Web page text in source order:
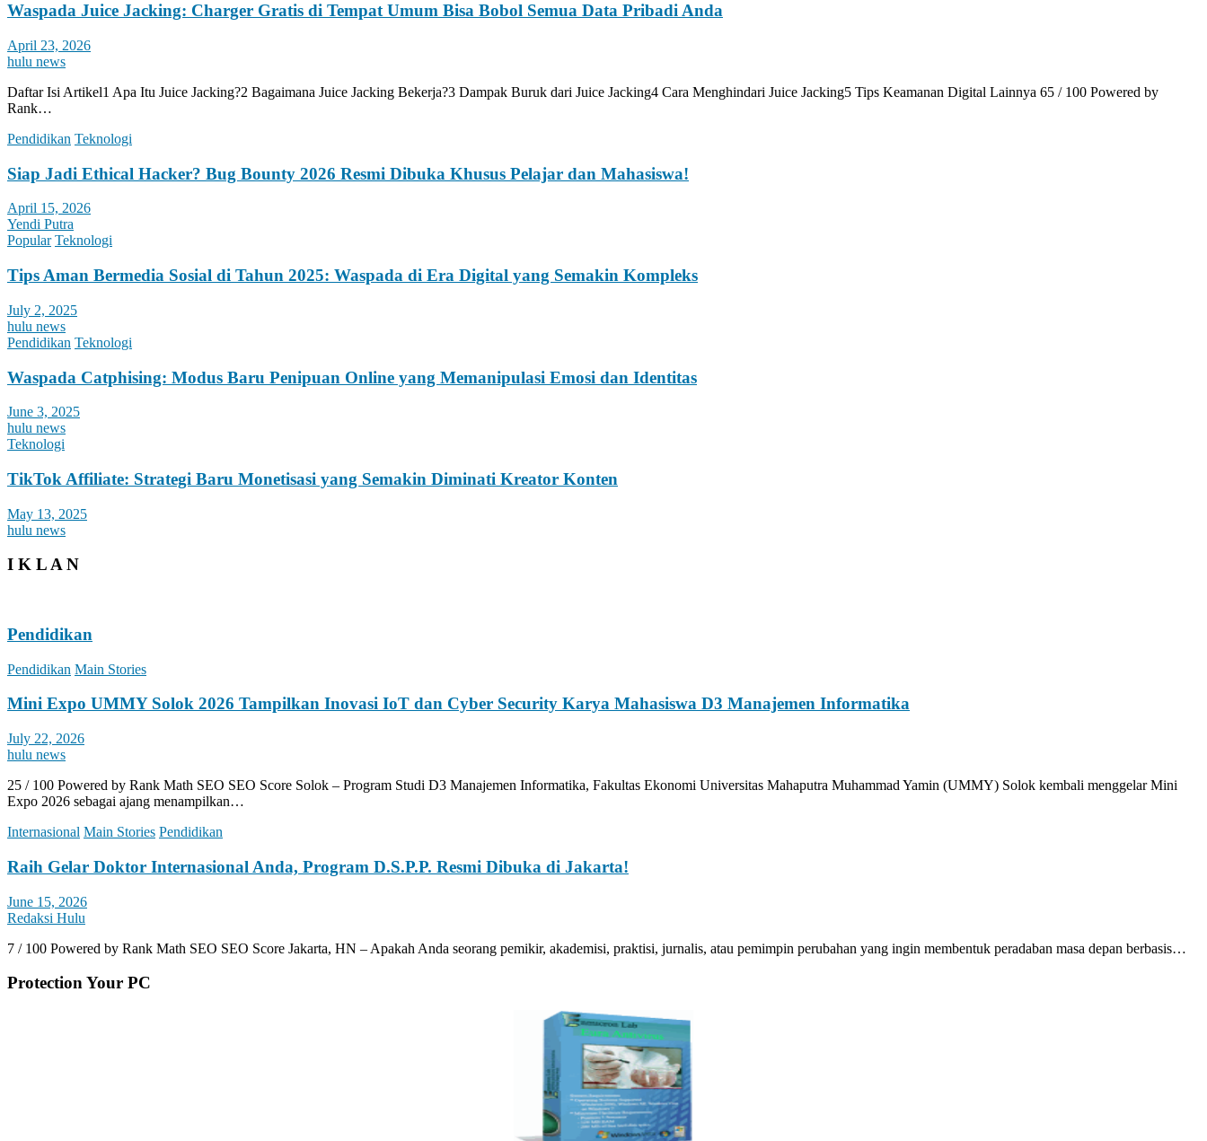
Waspada Juice Jacking: Charger Gratis di Tempat Umum Bisa Bobol Semua Data Pribadi Anda
April 23, 2026
hulu news
Daftar Isi Artikel1 Apa Itu Juice Jacking?2 Bagaimana Juice Jacking Bekerja?3 Dampak Buruk dari Juice Jacking4 Cara Menghindari Juice Jacking5 Tips Keamanan Digital Lainnya 65 / 100 Powered by
Rank…
Pendidikan Teknologi
Siap Jadi Ethical Hacker? Bug Bounty 2026 Resmi Dibuka Khusus Pelajar dan Mahasiswa!
April 15, 2026
Yendi Putra
Popular Teknologi
Tips Aman Bermedia Sosial di Tahun 2025: Waspada di Era Digital yang Semakin Kompleks
July 2, 2025
hulu news
Pendidikan Teknologi
Waspada Catphising: Modus Baru Penipuan Online yang Memanipulasi Emosi dan Identitas
June 3, 2025
hulu news
Teknologi
TikTok Affiliate: Strategi Baru Monetisasi yang Semakin Diminati Kreator Konten
May 13, 2025
hulu news
I K L A N
Pendidikan
Pendidikan Main Stories
Mini Expo UMMY Solok 2026 Tampilkan Inovasi IoT dan Cyber Security Karya Mahasiswa D3 Manajemen Informatika
July 22, 2026
hulu news
25 / 100 Powered by Rank Math SEO SEO Score Solok – Program Studi D3 Manajemen Informatika, Fakultas Ekonomi Universitas Mahaputra Muhammad Yamin (UMMY) Solok kembali menggelar Mini
Expo 2026 sebagai ajang menampilkan…
Internasional Main Stories Pendidikan
Raih Gelar Doktor Internasional Anda, Program D.S.P.P. Resmi Dibuka di Jakarta!
June 15, 2026
Redaksi Hulu
7 / 100 Powered by Rank Math SEO SEO Score Jakarta, HN – Apakah Anda seorang pemikir, akademisi, praktisi, jurnalis, atau pemimpin perubahan yang ingin membentuk peradaban masa depan berbasis…
Protection Your PC